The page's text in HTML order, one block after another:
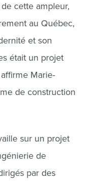
cette ampleur,
au Québec,
et son
était un projet
Marie-
de construction
sur un projet
de
par des